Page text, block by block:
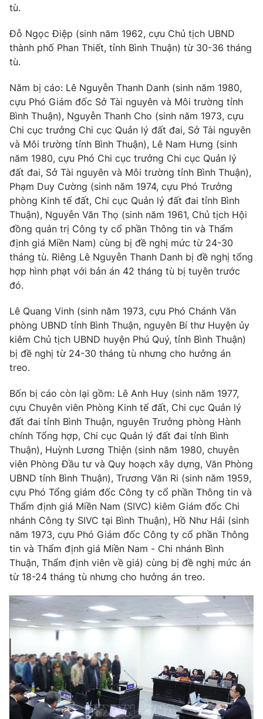
VTV Sức khoẻ Bất động sản
Thị trường 24h Tấm lòng Việt
VTV4 Vươn mình bằng AI
VTV9 VTV8
Liên hệ tòa soạn English
THỜI BÁO VTV
Theo dõi báo trên
Cơ quan chủ quản:Đài Truyền hình Việt Nam
Cơ quan báo chí: Thời báo VTV
Giấy phép hoạt động báo in và báo điện tử số 483/GP-BTTTT
cấp ngày 29/12/2023
Phó Tổng Biên tập:Nguyễn Thị Mỹ Hạnh, Phạm Quốc Thắng,
Nguyễn Trọng Ninh
Tổng đài VTV:024.38 355 931 - 024.38 355 932
Ðiện thoại Thời báo VTV:024.66 897 897
Email:toasoan@vtv.vn
Liên hệ quảng cáo:024-7300.7108
® Cấm sao chép dưới mọi hình thức nếu không có sự chấp
thuận bằng văn bản. Ghi rõ nguồn VTV.vn khi phát hành lại
thông tin từ website này.
tù.
Đỗ Ngọc Điệp (sinh năm 1962, cựu Chủ tịch UBND
thành phố Phan Thiết, tỉnh Bình Thuận) từ 30-36 tháng
tù.
Năm bị cáo: Lê Nguyễn Thanh Danh (sinh năm 1980,
cựu Phó Giám đốc Sở Tài nguyên và Môi trường tỉnh
Bình Thuận), Nguyễn Thanh Cho (sinh năm 1973, cựu
Chi cục trưởng Chi cục Quản lý đất đai, Sở Tài nguyên
và Môi trường tỉnh Bình Thuận), Lê Nam Hưng (sinh
năm 1980, cựu Phó Chi cục trưởng Chi cục Quản lý
đất đai, Sở Tài nguyên và Môi trường tỉnh Bình Thuận),
Phạm Duy Cường (sinh năm 1974, cựu Phó Trưởng
phòng Kinh tế đất, Chi cục Quản lý đất đai tỉnh Bình
Thuận), Nguyễn Văn Thọ (sinh năm 1961, Chủ tịch Hội
đồng quản trị Công ty cổ phần Thông tin và Thẩm
định giá Miền Nam) cùng bị đề nghị mức từ 24-30
tháng tù. Riêng Lê Nguyễn Thanh Danh bị đề nghị tổng
hợp hình phạt với bản án 42 tháng tù bị tuyên trước
đó.
Lê Quang Vinh (sinh năm 1973, cựu Phó Chánh Văn
phòng UBND tỉnh Bình Thuận, nguyên Bí thư Huyện ủy
kiêm Chủ tịch UBND huyện Phú Quý, tỉnh Bình Thuận)
bị đề nghị từ 24-30 tháng tù nhưng cho hưởng án
treo.
Bốn bị cáo còn lại gồm: Lê Anh Huy (sinh năm 1977,
cựu Chuyên viên Phòng Kinh tế đất, Chi cục Quản lý
đất đai tỉnh Bình Thuận, nguyên Trưởng phòng Hành
chính Tổng hợp, Chi cục Quản lý đất đai tỉnh Bình
Thuận), Huỳnh Lương Thiện (sinh năm 1980, chuyên
viên Phòng Đầu tư và Quy hoạch xây dựng, Văn Phòng
UBND tỉnh Bình Thuận), Trương Văn Ri (sinh năm 1959,
cựu Phó Tổng giám đốc Công ty cổ phần Thông tin và
Thẩm định giá Miền Nam (SIVC) kiêm Giám đốc Chi
nhánh Công ty SIVC tại Bình Thuận), Hồ Như Hải (sinh
năm 1973, cựu Phó Giám đốc Công ty cổ phần Thông
tin và Thẩm định giá Miền Nam - Chi nhánh Bình
Thuận, Thẩm định viên về giá) cùng bị đề nghị mức án
từ 18-24 tháng tù nhưng cho hưởng án treo.